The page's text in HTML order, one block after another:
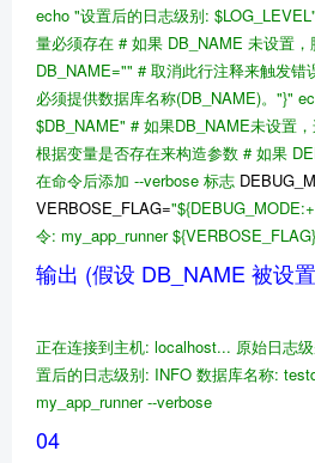
echo "设置后的日志级别: $LOG_LEVEL "
量必须存在 # 如果 DB_NAME 未设置，
DB_NAME="" # 取消此行注释来触发错
必须提供数据库名称(DB_NAME)。"}"
$DB_NAME" # 如果DB_NAME未设置
根据变量是否存在来构造参数 # 如果
在命令后添加 --verbose 标志
VERBOSE_FLAG="
令: my_app_runner${VERBOSE_FLAG}
输出 (假设 DB_NAME 被设
正在连接到主机: localhost... 原始日志
置后的日志级别: INFO 数据库名称:
my_app_runner --verbose
04